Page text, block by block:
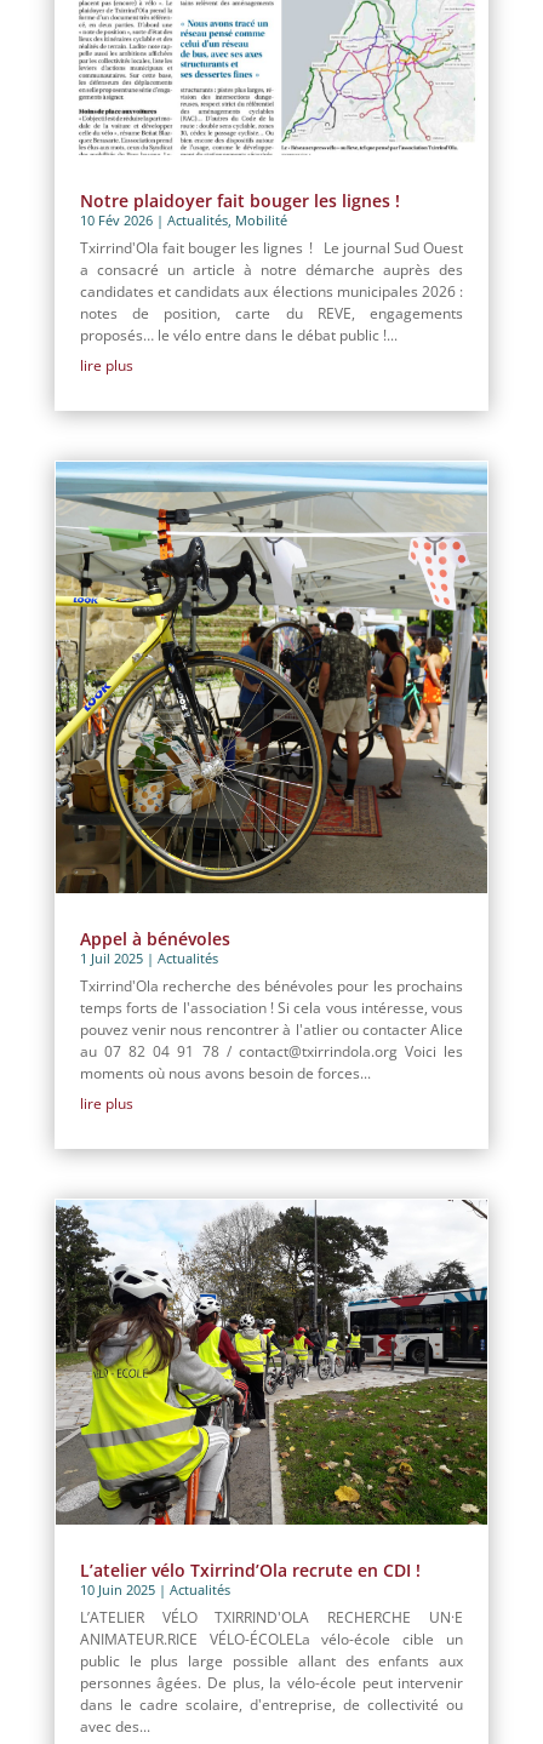
Notre plaidoyer fait bouger les lignes !
10 Fév 2026| Actualités, Mobilité
Txirrind'Ola fait bouger les lignes ! Le journal Sud Ouest
a consacré un article à notre démarche auprès des
candidates et candidats aux élections municipales 2026 :
notes de position, carte du REVE, engagements
proposés… le vélo entre dans le débat public !...
lire plus
Appel à bénévoles
1 Juil 2025| Actualités
Txirrind'Ola recherche des bénévoles pour les prochains
temps forts de l'association ! Si cela vous intéresse, vous
pouvez venir nous rencontrer à l'atlier ou contacter Alice
au 07 82 04 91 78 / contact@txirrindola.org Voici les
moments où nous avons besoin de forces...
lire plus
L’atelier vélo Txirrind’Ola recrute en CDI !
10 Juin 2025| Actualités
L’ATELIER VÉLO TXIRRIND'OLA RECHERCHE UN·E
ANIMATEUR.RICE VÉLO-ÉCOLELa vélo-école cible un
public le plus large possible allant des enfants aux
personnes âgées. De plus, la vélo-école peut intervenir
dans le cadre scolaire, d'entreprise, de collectivité ou
avec des...